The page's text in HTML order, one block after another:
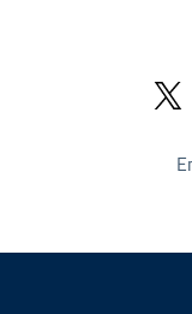
Sezione